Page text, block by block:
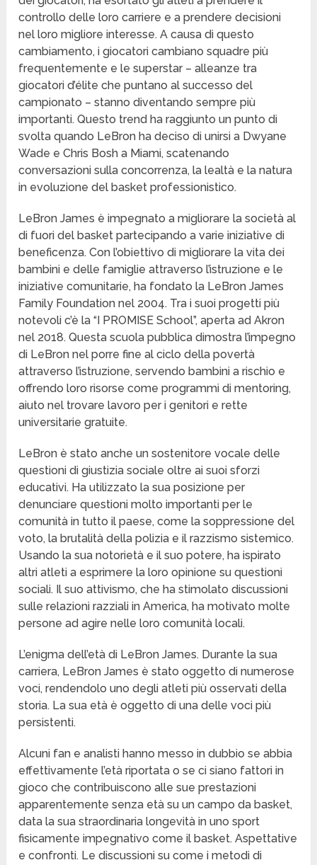
controllo delle loro carriere e a prendere decisioni
nel loro migliore interesse. A causa di questo
cambiamento, i giocatori cambiano squadre più
frequentemente e le superstar – alleanze tra
giocatori d’élite che puntano al successo del
campionato – stanno diventando sempre più
importanti. Questo trend ha raggiunto un punto di
svolta quando LeBron ha deciso di unirsi a Dwyane
Wade e Chris Bosh a Miami, scatenando
conversazioni sulla concorrenza, la lealtà e la natura
in evoluzione del basket professionistico.
LeBron James è impegnato a migliorare la società al
di fuori del basket partecipando a varie iniziative di
beneficenza. Con l’obiettivo di migliorare la vita dei
bambini e delle famiglie attraverso l’istruzione e le
iniziative comunitarie, ha fondato la LeBron James
Family Foundation nel 2004. Tra i suoi progetti più
notevoli c’è la “I PROMISE School”, aperta ad Akron
nel 2018. Questa scuola pubblica dimostra l’impegno
di LeBron nel porre fine al ciclo della povertà
attraverso l’istruzione, servendo bambini a rischio e
offrendo loro risorse come programmi di mentoring,
aiuto nel trovare lavoro per i genitori e rette
universitarie gratuite.
LeBron è stato anche un sostenitore vocale delle
questioni di giustizia sociale oltre ai suoi sforzi
educativi. Ha utilizzato la sua posizione per
denunciare questioni molto importanti per le
comunità in tutto il paese, come la soppressione del
voto, la brutalità della polizia e il razzismo sistemico.
Usando la sua notorietà e il suo potere, ha ispirato
altri atleti a esprimere la loro opinione su questioni
sociali. Il suo attivismo, che ha stimolato discussioni
sulle relazioni razziali in America, ha motivato molte
persone ad agire nelle loro comunità locali.
L’enigma dell’età di LeBron James. Durante la sua
carriera, LeBron James è stato oggetto di numerose
voci, rendendolo uno degli atleti più osservati della
storia. La sua età è oggetto di una delle voci più
persistenti.
Alcuni fan e analisti hanno messo in dubbio se abbia
effettivamente l’età riportata o se ci siano fattori in
gioco che contribuiscono alle sue prestazioni
apparentemente senza età su un campo da basket,
data la sua straordinaria longevità in uno sport
fisicamente impegnativo come il basket. Aspettative
e confronti. Le discussioni su come i metodi di